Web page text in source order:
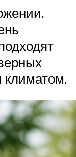
климатом.